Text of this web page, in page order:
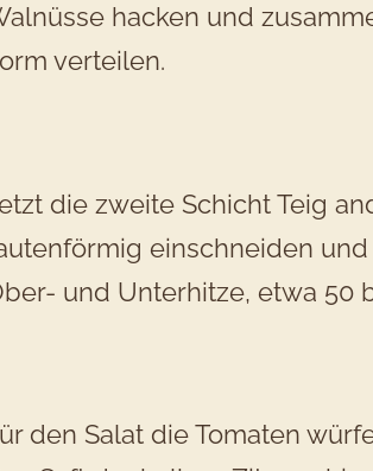
hacken und
verteilen.
die zweite Schicht Teig
einschneiden
und Unterhitze, etwa 50
den Salat die Tomaten